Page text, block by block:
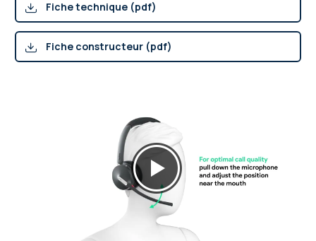
Fiche technique (pdf)
Fiche constructeur (pdf)